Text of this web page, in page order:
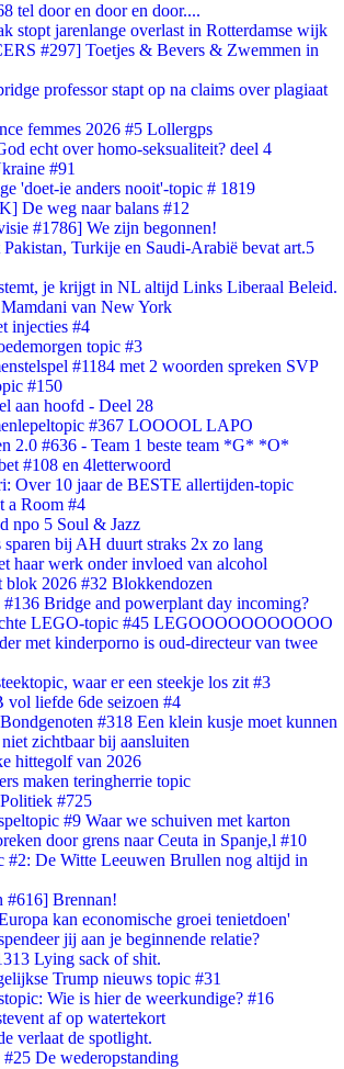
tel door en door en door....
stopt jarenlange overlast in Rotterdamse wijk
#297] Toetjes & Bevers & Zwemmen in
professor stapt op na claims over plagiaat
femmes 2026 #5 Lollergps
echt over homo-seksualiteit? deel 4
#91
'doet-ie anders nooit'-topic # 1819
De weg naar balans #12
#1786] We zijn begonnen!
Pakistan, Turkije en Saudi-Arabië bevat art.5
je krijgt in NL altijd Links Liberaal Beleid.
van New York
injecties #4
topic #3
#1184 met 2 woorden spreken SVP
#150
aan hoofd - Deel 28
#367 LOOOOL LAPO
2.0 #636 - Team 1 beste team *G* *O*
#108 en 4letterwoord
Over 10 jaar de BESTE allertijden-topic
a Room #4
npo 5 Soul & Jazz
sparen bij AH duurt straks 2x zo lang
haar werk onder invloed van alcohol
2026 #32 Blokkendozen
Bridge and powerplant day incoming?
LEGO-topic #45 LEGOOOOOOOOOOO
met kinderporno is oud-directeur van twee
waar er een steekje los zit #3
liefde 6de seizoen #4
#318 Een klein kusje moet kunnen
zichtbaar bij aansluiten
hittegolf van 2026
maken teringherrie topic
#725
#9 Waar we schuiven met karton
door grens naar Ceuta in Spanje,l #10
#2: De Witte Leeuwen Brullen nog altijd in
#616] Brennan!
kan economische groei tenietdoen'
jij aan je beginnende relatie?
Lying sack of shit.
Trump nieuws topic #31
Wie is hier de weerkundige? #16
af op watertekort
verlaat de spotlight.
De wederopstanding